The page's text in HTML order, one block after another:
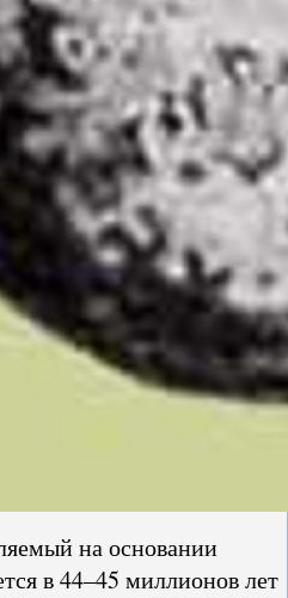
на основании
в 44–45 миллионов лет